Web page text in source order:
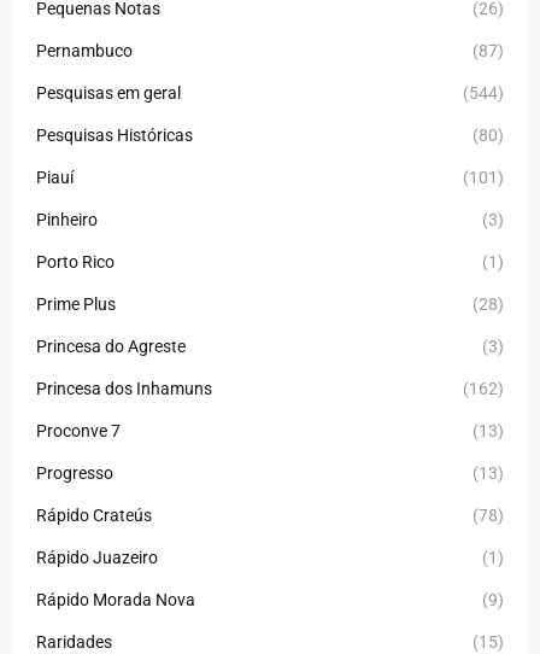
Pequenas Notas (26)
Pernambuco (87)
Pesquisas em geral (544)
Pesquisas Históricas (80)
Piauí (101)
Pinheiro (3)
Porto Rico (1)
Prime Plus (28)
Princesa do Agreste (3)
Princesa dos Inhamuns (162)
Proconve 7 (13)
Progresso (13)
Rápido Crateús (78)
Rápido Juazeiro (1)
Rápido Morada Nova (9)
Raridades (15)